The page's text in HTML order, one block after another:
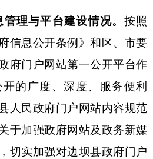
管理与平台建设情况。 按照
信息公开条例 》和区、市要
府门户网站第一公开平台作
的广度、深度、服务便利
人民政府门户网站内容规范
于加强政府网站及政务新媒
切实加强对边坝县政府门户